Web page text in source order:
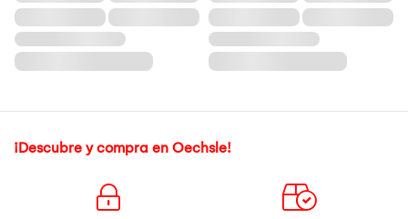
¡Descubre y compra en Oechsle!